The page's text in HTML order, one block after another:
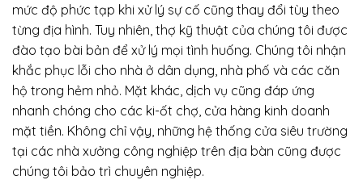
mức độ phức tạp khi xử lý sự cố cũng thay đổi tùy theo
từng địa hình. Tuy nhiên, thợ kỹ thuật của chúng tôi được
đào tạo bài bản để xử lý mọi tình huống. Chúng tôi nhận
khắc phục lỗi cho nhà ở dân dụng, nhà phố và các căn
hộ trong hẻm nhỏ. Mặt khác, dịch vụ cũng đáp ứng
nhanh chóng cho các ki-ốt chợ, cửa hàng kinh doanh
mặt tiền. Không chỉ vậy, những hệ thống cửa siêu trường
tại các nhà xưởng công nghiệp trên địa bàn cũng được
chúng tôi bảo trì chuyên nghiệp.